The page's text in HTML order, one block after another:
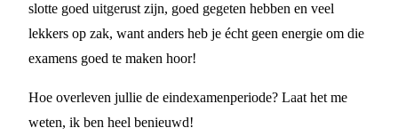
slotte goed uitgerust zijn, goed gegeten hebben en veel
lekkers op zak, want anders heb je écht geen energie om die
examens goed te maken hoor!
Hoe overleven jullie de eindexamenperiode? Laat het me
weten, ik ben heel benieuwd!